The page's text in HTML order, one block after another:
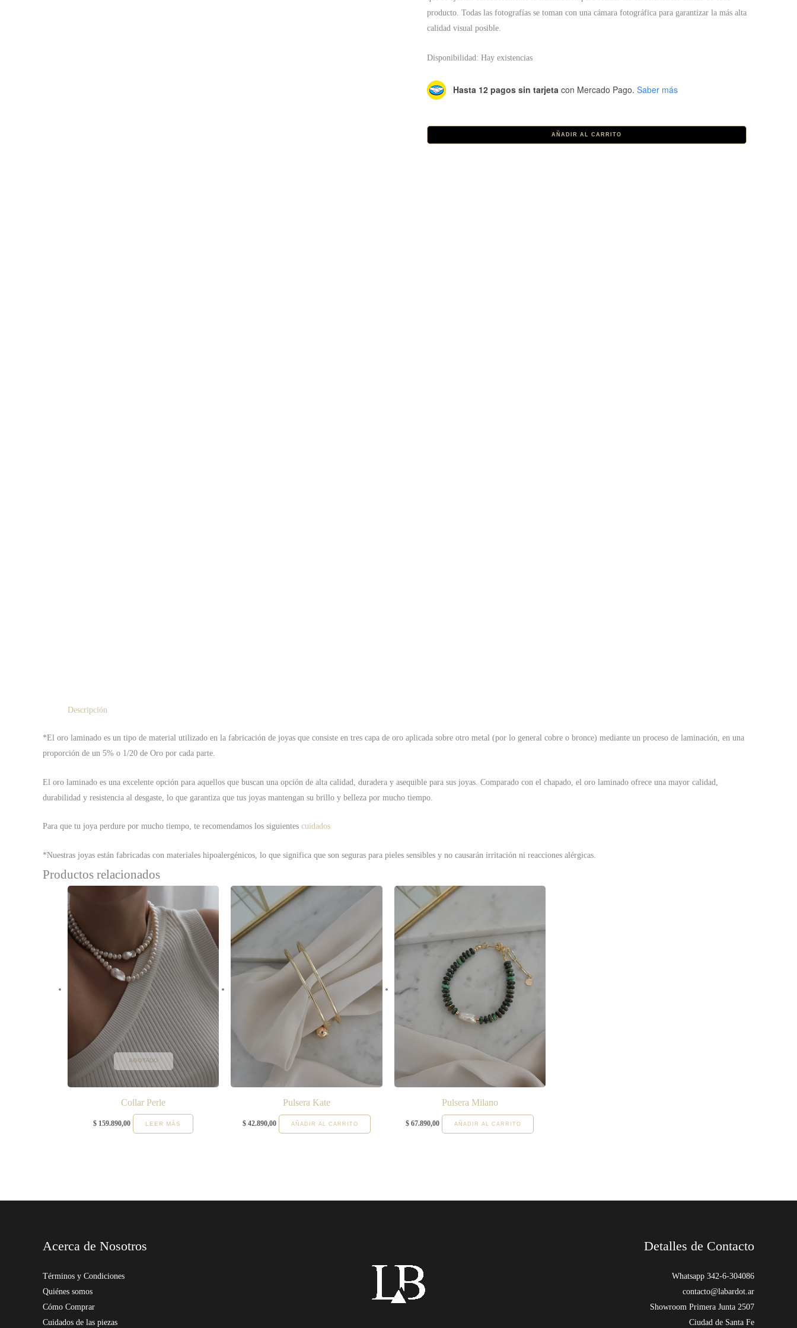
producto. Todas las fotografías se toman con una cámara fotográfica para garantizar la más alta
calidad visual posible.
Disponibilidad: Hay existencias
Hasta 12 pagos sin tarjeta con Mercado Pago. Saber más
AÑADIR AL CARRITO
Descripción
*El oro laminado es un tipo de material utilizado en la fabricación de joyas que consiste en tres capa de oro aplicada sobre otro metal (por lo general cobre o bronce) mediante un proceso de laminación, en una
proporción de un 5% o 1/20 de Oro por cada parte.
El oro laminado es una excelente opción para aquellos que buscan una opción de alta calidad, duradera y asequible para sus joyas. Comparado con el chapado, el oro laminado ofrece una mayor calidad,
durabilidad y resistencia al desgaste, lo que garantiza que tus joyas mantengan su brillo y belleza por mucho tiempo.
Para que tu joya perdure por mucho tiempo, te recomendamos los siguientes cuidados
*Nuestras joyas están fabricadas con materiales hipoalergénicos, lo que significa que son seguras para pieles sensibles y no causarán irritación ni reacciones alérgicas.
Productos relacionados
AGOTADO
Collar Perle
$ 159.890,00 LEER MÁS
Pulsera Kate
$42.890,00 AÑADIR AL CARRITO
Pulsera Milano
$ 67.890,00 AÑADIR AL CARRITO
Acerca de Nosotros
Términos y Condiciones
Quiénes somos
Cómo Comprar
Cuidados de las piezas
Detalles de Contacto
Whatsapp 342-6-304086
contacto@labardot.ar
Showroom Primera Junta 2507
Ciudad de Santa Fe